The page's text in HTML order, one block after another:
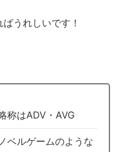
うれしいです！
称はADV・AVG
ベルゲームのような